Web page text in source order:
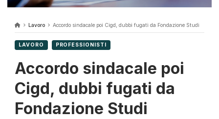
Lavoro Accordo sindacale poi Cigd, dubbi fugati da Fondazione Studi
LAVORO PROFESSIONISTI
Accordo sindacale poi
Cigd, dubbi fugati da
Fondazione Studi